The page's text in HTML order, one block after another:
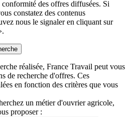
des offres diffusées. Si
constatez des contenus
nous le signaler en cliquant sur
réalisée, France Travail peut vous
de recherche d'offres. Ces
en fonction des critères que vous
un métier d'ouvrier agricole,
proposer :